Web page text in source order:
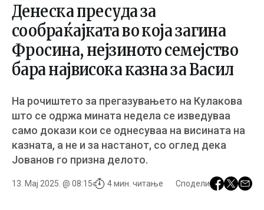
Денеска пресуда за
сообраќајката во која загина
Фросина, нејзиното семејство
бара највисока казна за Васил
На рочиштето за прегазувањето на Кулакова
што се одржа мината недела се изведуваа
само докази кои се однесуваа на висината на
казната, а не и за настанот, со оглед дека
Јованов го призна делото.
13. Мај 2025. @ 08:15 4 мин. читање Сподели